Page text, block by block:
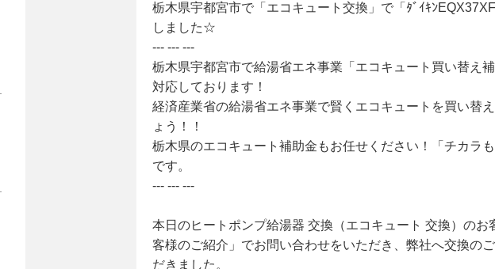
栃木県宇都宮市で「エコキュート交換」で「ﾀﾞｲｷﾝ
しました☆
--- --- ---
栃木県宇都宮市で給湯省エネ事業「エコキュート買い替え
対応しております！
経済産業省の給湯省エネ事業で賢くエコキュートを買い替
ょう！！
栃木県のエコキュート補助金もお任せください！「チカラも
です。
--- --- ---
本日のヒートポンプ給湯器 交換（エコキュート 交換）のお
客様のご紹介」でお問い合わせをいただき、弊社へ交換の
だきました。